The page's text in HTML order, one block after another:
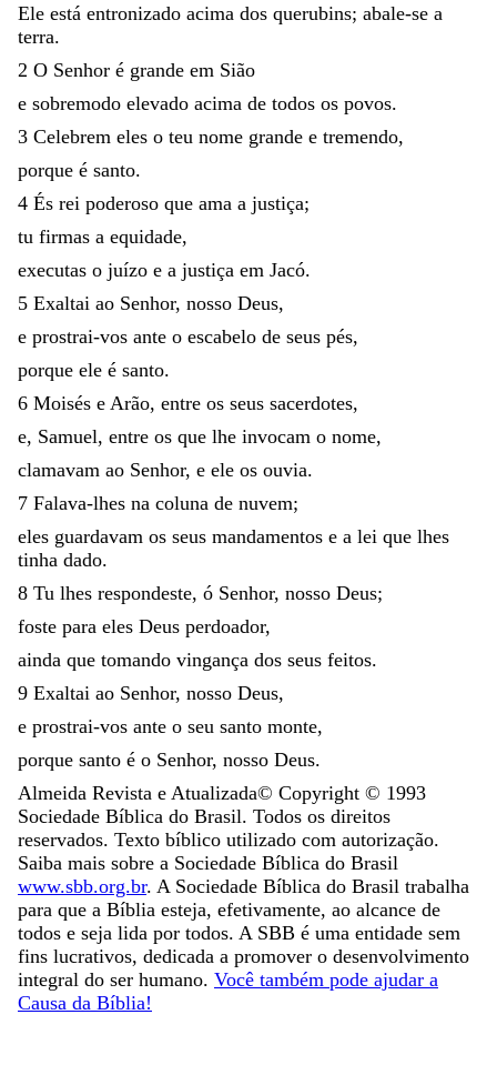
Ele está entronizado acima dos querubins; abale-se a
terra.
2 O Senhor é grande em Sião
e sobremodo elevado acima de todos os povos.
3 Celebrem eles o teu nome grande e tremendo,
porque é santo.
4 És rei poderoso que ama a justiça;
tu firmas a equidade,
executas o juízo e a justiça em Jacó.
5 Exaltai ao Senhor, nosso Deus,
e prostrai-vos ante o escabelo de seus pés,
porque ele é santo.
6 Moisés e Arão, entre os seus sacerdotes,
e, Samuel, entre os que lhe invocam o nome,
clamavam ao Senhor, e ele os ouvia.
7 Falava-lhes na coluna de nuvem;
eles guardavam os seus mandamentos e a lei que lhes
tinha dado.
8 Tu lhes respondeste, ó Senhor, nosso Deus;
foste para eles Deus perdoador,
ainda que tomando vingança dos seus feitos.
9 Exaltai ao Senhor, nosso Deus,
e prostrai-vos ante o seu santo monte,
porque santo é o Senhor, nosso Deus.
Almeida Revista e Atualizada© Copyright © 1993
Sociedade Bíblica do Brasil. Todos os direitos
reservados. Texto bíblico utilizado com autorização.
Saiba mais sobre a Sociedade Bíblica do Brasil
www.sbb.org.br. A Sociedade Bíblica do Brasil trabalha
para que a Bíblia esteja, efetivamente, ao alcance de
todos e seja lida por todos. A SBB é uma entidade sem
fins lucrativos, dedicada a promover o desenvolvimento
integral do ser humano. Você também pode ajudar a
Causa da Bíblia!